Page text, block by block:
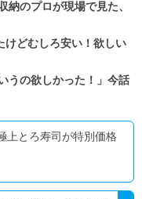
納のプロが現場で見た、
どむしろ安い！欲しい
うの欲しかった！」今話
上とろ寿司が特別価格